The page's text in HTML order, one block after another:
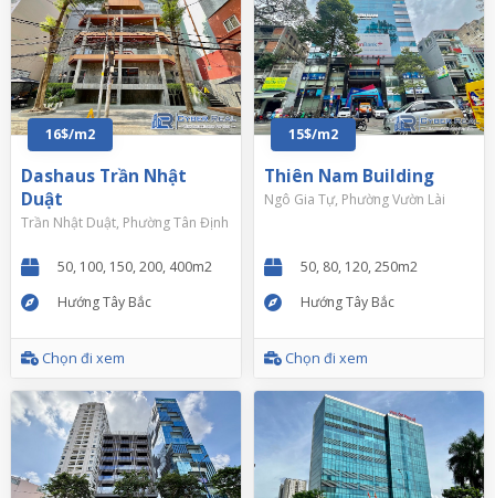
16$/m2
Dashaus Trần Nhật
Duật
Trần Nhật Duật, Phường Tân Định
50, 100, 150, 200, 400m2
Hướng Tây Bắc
Chọn đi xem
15$/m2
Thiên Nam Building
Ngô Gia Tự, Phường Vườn Lài
50, 80, 120, 250m2
Hướng Tây Bắc
Chọn đi xem